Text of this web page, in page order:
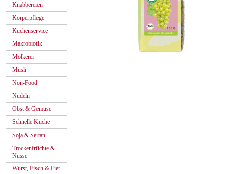
Knabbereien
Körperpflege
Küchenservice
Makrobiotik
Molkerei
Müsli
Non-Food
Nudeln
Obst & Gemüse
Schnelle Küche
Soja & Seitan
Trockenfrüchte &
Nüsse
Wurst, Fisch & Eier